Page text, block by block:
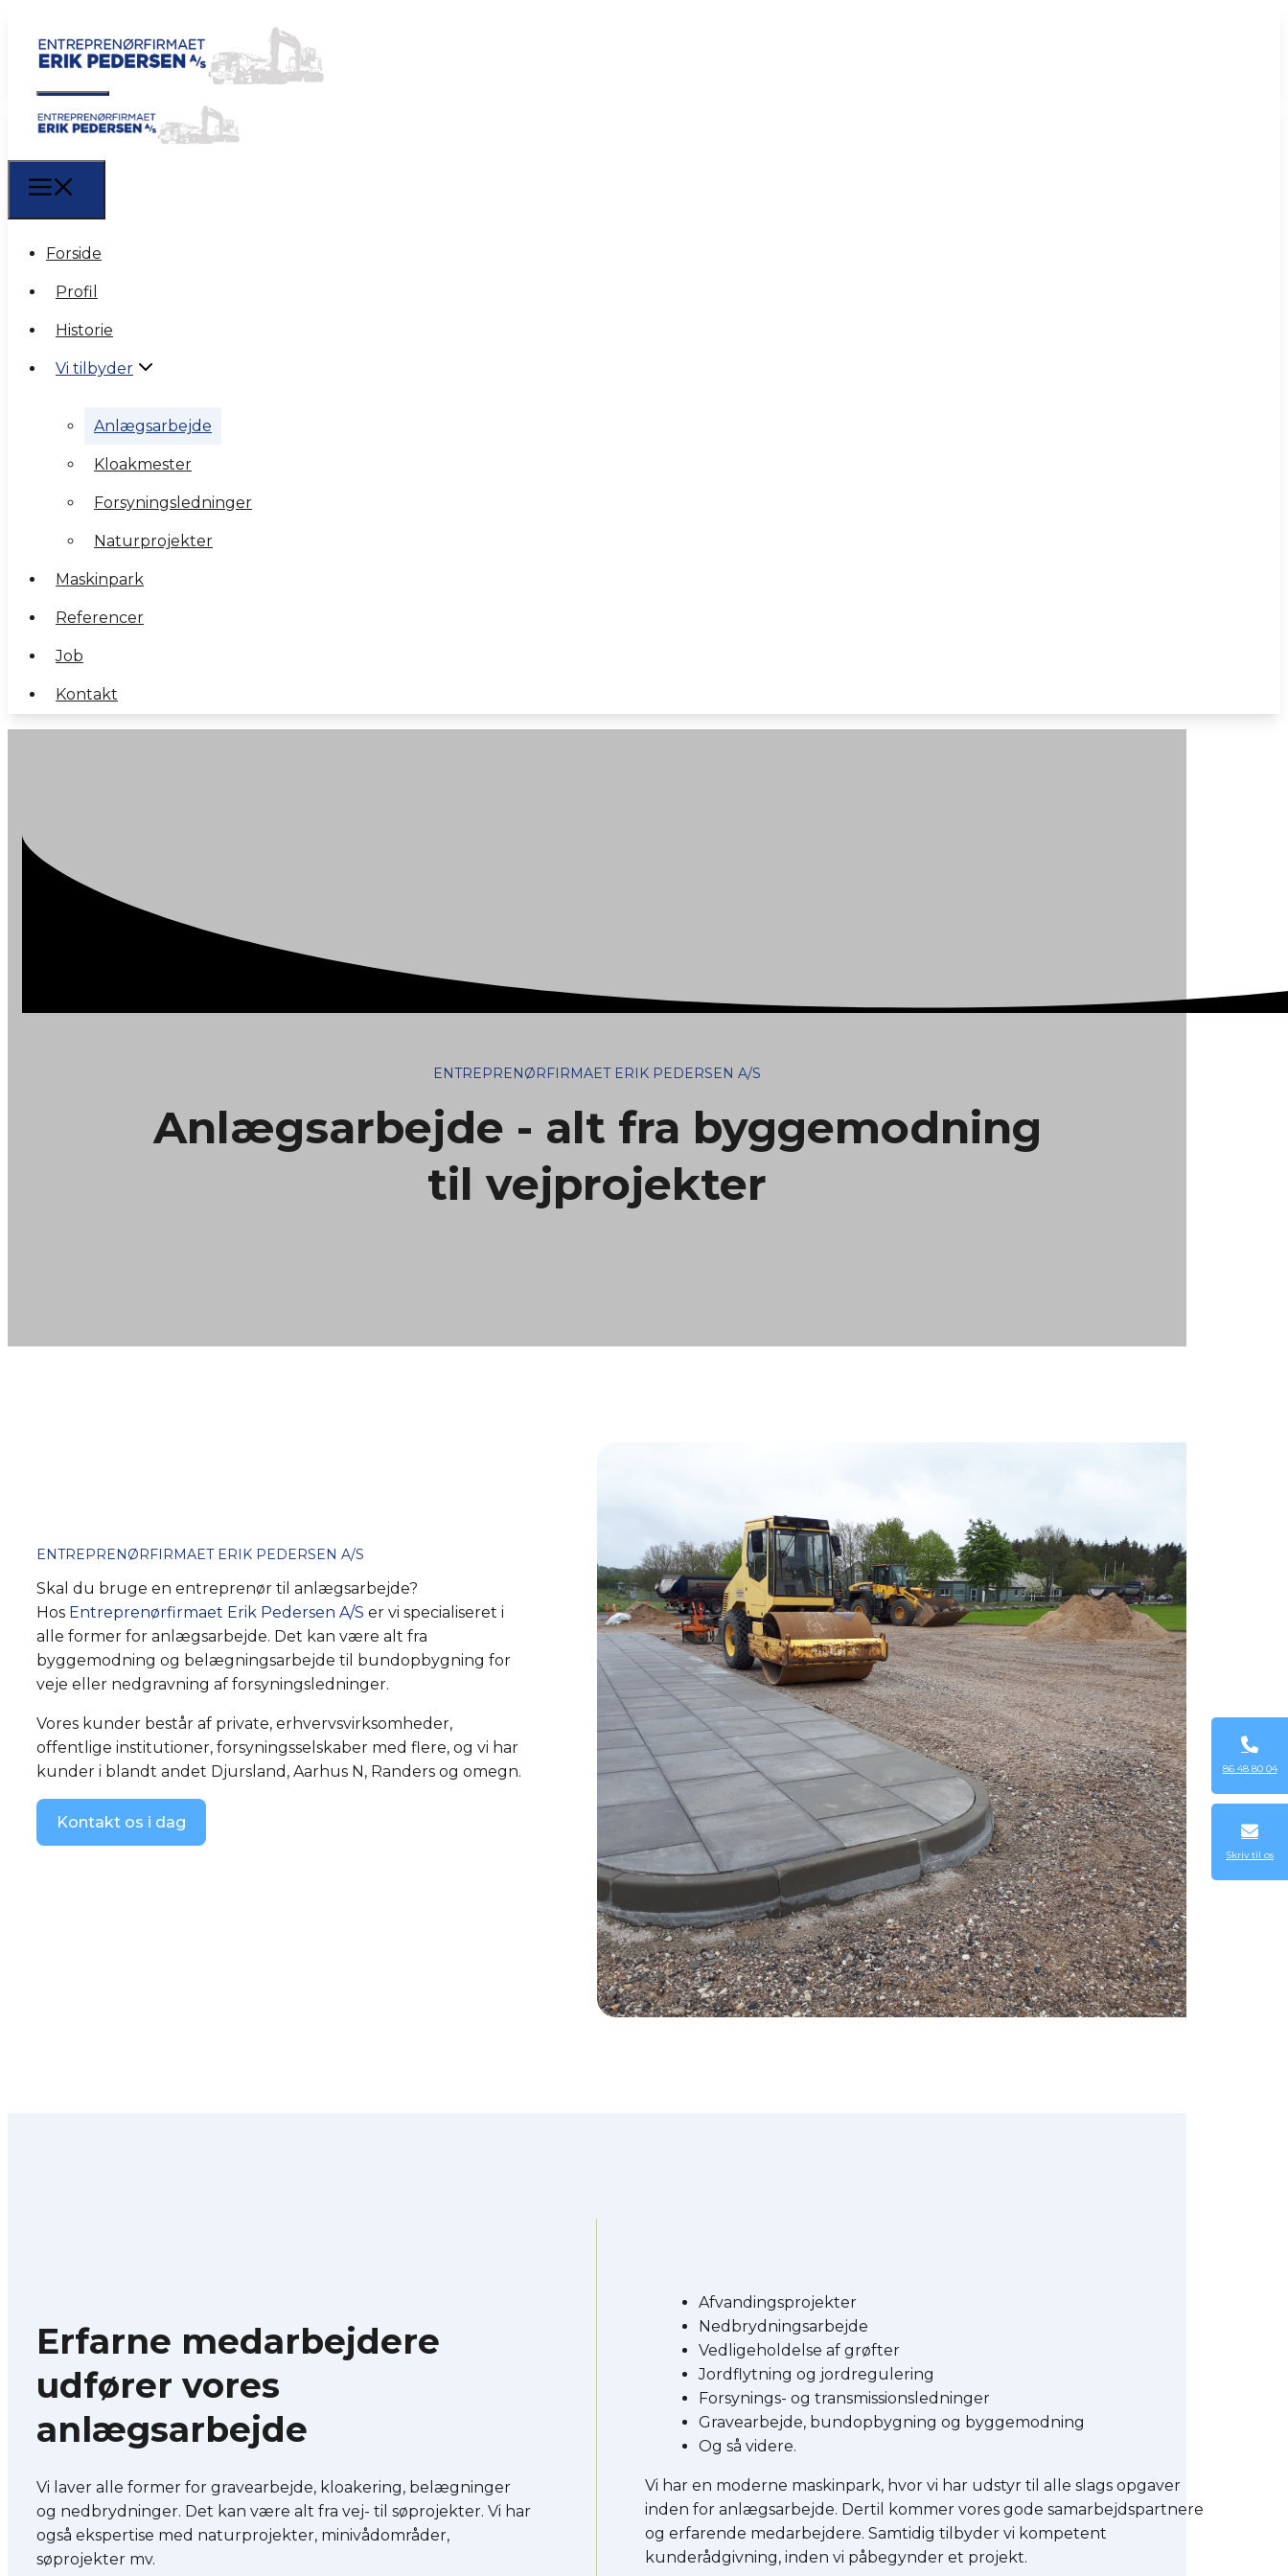
Forside
Profil
Historie
Vi tilbyder
Kloakmester
Forsyningsledninger
Naturprojekter
Maskinpark
Referencer
Job
Forside
Profil
Historie
Vi tilbyder
Anlægsarbejde
Kloakmester
Forsyningsledninger
Naturprojekter
Maskinpark
Referencer
Job
Kontakt
ENTREPRENØRFIRMAET ERIK PEDERSEN A/S
Anlægsarbejde - alt fra byggemodning
til vejprojekter
ENTREPRENØRFIRMAET ERIK PEDERSEN A/S
Skal du bruge en entreprenør til anlægsarbejde?
Hos Entreprenørfirmaet Erik Pedersen A/S er vi specialiseret i
alle former for anlægsarbejde. Det kan være alt fra
byggemodning og belægningsarbejde til bundopbygning for
veje eller nedgravning af forsyningsledninger.
Vores kunder består af private, erhvervsvirksomheder,
offentlige institutioner, forsyningsselskaber med flere, og vi har
kunder i blandt andet Djursland, Aarhus N, Randers og omegn.
Kontakt os i dag
Erfarne medarbejdere
udfører vores
anlægsarbejde
Vi laver alle former for gravearbejde, kloakering, belægninger
og nedbrydninger. Det kan være alt fra vej- til søprojekter. Vi har
også ekspertise med naturprojekter, minivådområder,
søprojekter mv.
Afvandingsprojekter
Nedbrydningsarbejde
Vedligeholdelse af grøfter
Jordflytning og jordregulering
Forsynings- og transmissionsledninger
Gravearbejde, bundopbygning og byggemodning
Og så videre.​
​Vi har en moderne maskinpark, hvor vi har udstyr til alle slags opgaver
inden for anlægsarbejde. Dertil kommer vores gode samarbejdspartnere
og erfarende medarbejdere. Samtidig tilbyder vi kompetent
kunderådgivning, inden vi påbegynder et projekt.
86 48 80 04
Skriv til os